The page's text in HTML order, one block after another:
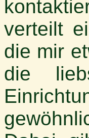
verteilt
die mir
die